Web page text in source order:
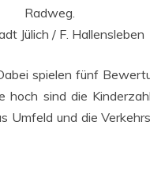
Rad­weg.
Jülich / F. Hallensleben
spie­len fünf
hoch sind die
Umfeld und die